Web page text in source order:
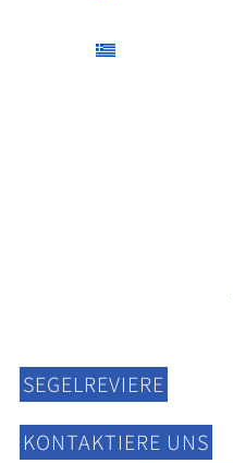
SEGELREVIERE
KONTAKTIERE UNS